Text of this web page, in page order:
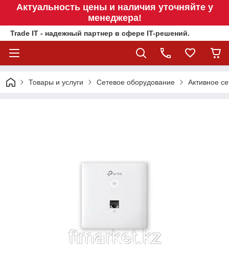
Актуальность цены и наличия уточняйте у
менеджера!
Trade IT - надежный партнер в сфере IT-решений.
Товары и услуги Сетевое оборудование Активное